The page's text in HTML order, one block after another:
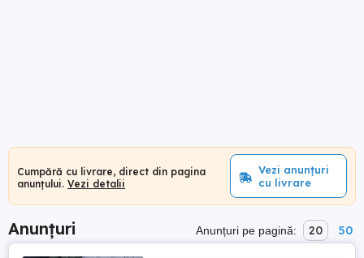
Cumpără cu livrare, direct din pagina
anunțului. Vezi detalii
Vezi anunțuri
cu livrare
Anunțuri Anunțuri pe pagină: 20 50